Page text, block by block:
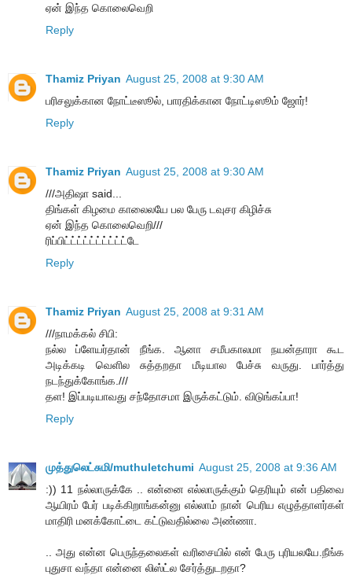
ஏன் இந்த கொலைவெறி
Reply
Thamiz Priyan August 25, 2008 at 9:30 AM
பரிசலுக்கான நோட்டீஸூல், பாரதிக்கான நோட்டிஸூம் ஜோர்!
Reply
Thamiz Priyan August 25, 2008 at 9:30 AM
///அதிஷா said...
திங்கள் கிழமை காலைலயே பல பேரு டவுசர கிழிச்சு
ஏன் இந்த கொலைவெறி///
ரிப்பிட்ட்ட்ட்ட்ட்ட்ட்ட்ட்டே
Reply
Thamiz Priyan August 25, 2008 at 9:31 AM
///நாமக்கல் சிபி:
நல்ல ப்ளேயர்தான் நீங்க. ஆனா சமீபகாலமா நயன்தாரா கூட
அடிக்கடி வெளில சுத்தறதா மீடியால பேச்சு வருது. பார்த்து
நடந்துக்கோங்க.///
தள! இப்படியாவது சந்தோசமா இருக்கட்டும். விடுங்கப்பா!
Reply
முத்துலெட்சுமி/muthuletchumi August 25, 2008 at 9:36 AM
:)) 11 நல்லாருக்கே .. என்னை எல்லாருக்கும் தெரியும் என் பதிவை
ஆயிரம் பேர் படிக்கிறாங்கன்னு எல்லாம் நான் பெரிய எழுத்தாளர்கள்
மாதிரி மனக்கோட்டை கட்டுவதில்லை அண்ணா.
.. அது என்ன பெருந்தலைகள் வரிசையில் என் பேரு புரியலயே.நீங்க
புதுசா வந்தா என்னை லிஸ்ட்ல சேர்த்துடறதா?